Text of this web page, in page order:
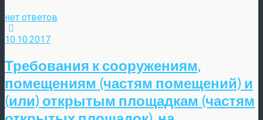
нет ответов
10.10.2017
Требования к сооружениям,
помещениям (частям помещений) и
(или) открытым площадкам (частям